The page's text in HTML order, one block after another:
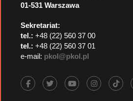
01-531 Warszawa
Sekretariat:
tel.: +48 (22) 560 37 00
tel.: +48 (22) 560 37 01
e-mail: pkol@pkol.pl